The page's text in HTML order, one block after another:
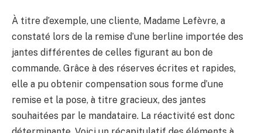
À titre d’exemple, une cliente, Madame Lefèvre, a
constaté lors de la remise d’une berline importée des
jantes différentes de celles figurant au bon de
commande. Grâce à des réserves écrites et rapides,
elle a pu obtenir compensation sous forme d’une
remise et la pose, à titre gracieux, des jantes
souhaitées par le mandataire. La réactivité est donc